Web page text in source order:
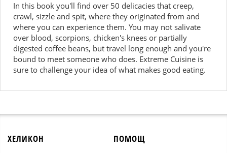
In this book you'll find over 50 delicacies that creep,
crawl, sizzle and spit, where they originated from and
where you can experience them. You may not salivate
over blood, scorpions, chicken's knees or partially
digested coffee beans, but travel long enough and you're
bound to meet someone who does. Extreme Cuisine is
sure to challenge your idea of what makes good eating.
ХЕЛИКОН ПОМОЩ